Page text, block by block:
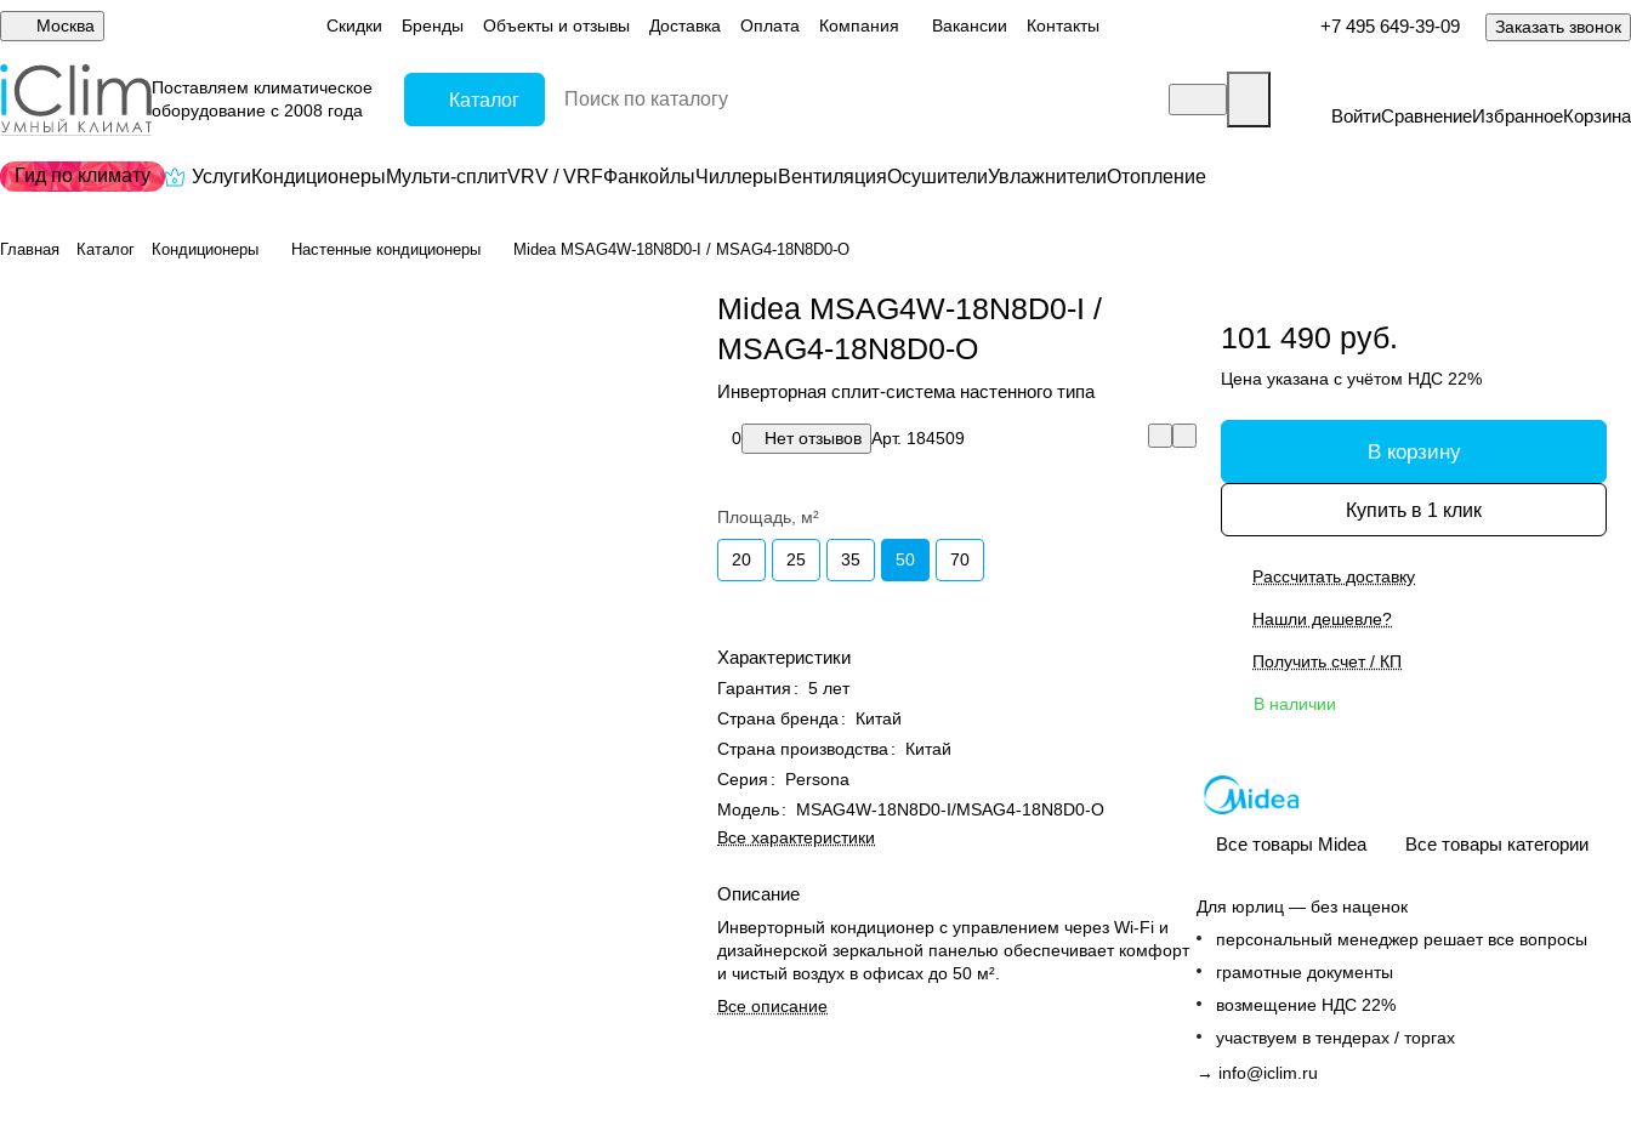
Москва Скидки Бренды Объекты и отзывы Доставка Оплата Компания Вакансии Контакты +7 495 649-39-09 Заказать звонок
Поставляем климатическое
оборудование с 2008 года
Каталог
ВойтиСравнениеИзбранноеКорзина
Гид по климату УслугиКондиционерыМульти-сплитVRV / VRFФанкойлыЧиллерыВентиляцияОсушителиУвлажнителиОтопление
Главная Каталог Кондиционеры Настенные кондиционеры Midea MSAG4W-18N8D0-I / MSAG4-18N8D0-O
Midea MSAG4W-18N8D0-I /
MSAG4-18N8D0-O
Инверторная сплит-система настенного типа
0 Нет отзывов Арт. 184509
Площадь, м²
20 25 35 50 70
Характеристики
Гарантия : 5 лет
Страна бренда :
Китай
Страна производства :
Китай
Серия :
Persona
Модель:
MSAG4W-18N8D0-I/MSAG4-18N8D0-O
Все характеристики
Описание
Инверторный кондиционер с управлением через Wi-Fi и
дизайнерской зеркальной панелью обеспечивает комфорт
и чистый воздух в офисах до 50 м².
Все описание
101 490 руб.
Цена указана с учётом НДС 22%
В корзину
Купить в 1 клик
Рассчитать доставку
Нашли дешевле?
Получить счет / КП
В наличии
Все товары Midea Все товары категории
Для юрлиц — без наценок
персональный менеджер решает все вопросы
грамотные документы
возмещение НДС 22%
участвуем в тендерах / торгах
→ info@iclim.ru